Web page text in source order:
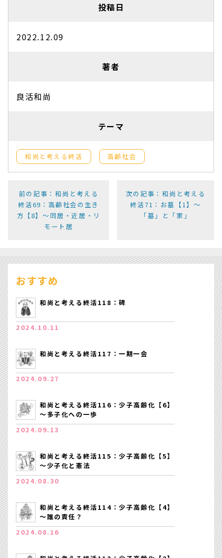
投稿日
2022.12.09
著者
良活和尚
テーマ
和尚と考える終活 高齢社会
前の記事：和尚と考える
終活69：高齢社会の生き
方【8】〜同居・近居・リ
モート居
次の記事：和尚と考える
終活71：お墓【1】～
「墓」と「家」
おすすめ
和尚と考える終活118：碑
2024.10.11
和尚と考える終活117：一期一会
2024.09.27
和尚と考える終活116：少子高齢化【6】
～多子化への一歩
2024.09.13
和尚と考える終活115：少子高齢化【5】
～少子化と憲法
2024.08.30
和尚と考える終活114：少子高齢化【4】
～誰の責任？
2024.08.16